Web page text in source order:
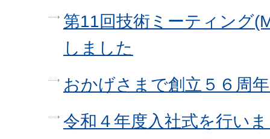
第11回技術ミーティング
しました
おかげさまで創立５６周
令和４年度入社式を行い